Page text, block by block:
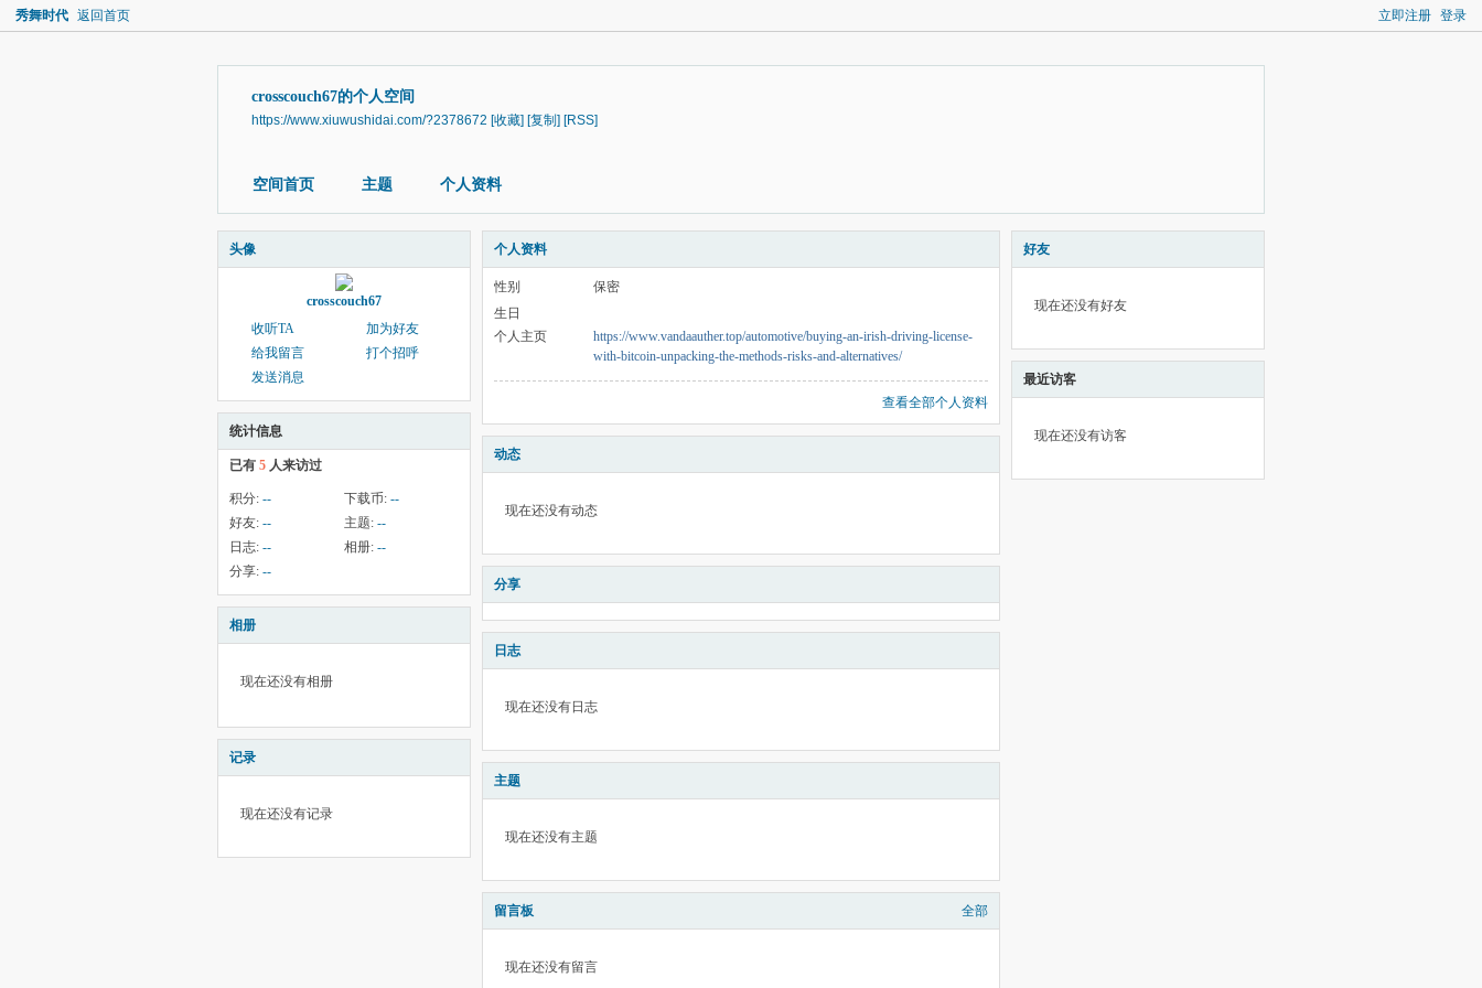
立即注册 登录
秀舞时代 返回首页
crosscouch67的个人空间
https://www.xiuwushidai.com/?2378672 [收藏] [复制] [RSS]
空间首页 主题 个人资料
头像
crosscouch67
收听TA
加为好友
给我留言
打个招呼
发送消息
统计信息
已有 5 人来访过
积分: -- 下载币: --
好友: -- 主题: --
日志: -- 相册: --
分享: --
相册
现在还没有相册
记录
现在还没有记录
个人资料
性别
保密
生日
个人主页
https://www.vandaauther.top/automotive/buying-an-irish-driving-license-
with-bitcoin-unpacking-the-methods-risks-and-alternatives/
查看全部个人资料
动态
现在还没有动态
分享
日志
现在还没有日志
主题
现在还没有主题
留言板 全部
现在还没有留言
好友
现在还没有好友
最近访客
现在还没有访客